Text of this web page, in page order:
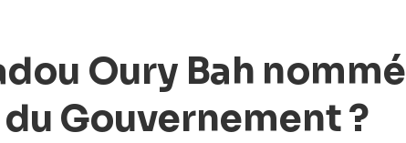
Oury Bah nommé
Gouvernement ?